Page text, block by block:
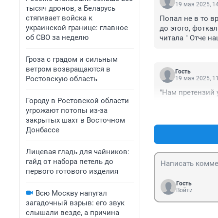
тысяч дронов, а Беларусь
стягивает войска к
украинской границе: главное
об СВО за неделю
Гроза с градом и сильным
ветром возвращаются в
Ростовскую область
Городу в Ростовской области
угрожают потопы из-за
закрытых шахт в Восточном
Донбассе
Лицевая гладь для чайников:
гайд от набора петель до
первого готового изделия
Всю Москву напугал
загадочный взрыв: его звук
слышали везде, а причина
19 мая 2025,
Попал не в то
до этого,
читала " Отче
Гость
19 мая 2025,
"Нам претензий
Гость
Войти